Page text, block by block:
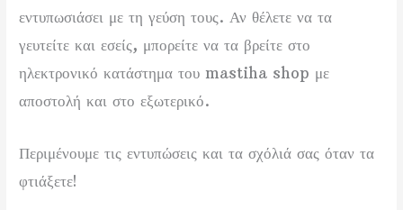
εντυπωσιάσει με τη γεύση τους. Αν θέλετε να τα
γευτείτε και εσείς, μπορείτε να τα βρείτε στο
ηλεκτρονικό κατάστημα του mastiha shop με
αποστολή και στο εξωτερικό.
Περιμένουμε τις εντυπώσεις και τα σχόλιά σας όταν τα
φτιάξετε!